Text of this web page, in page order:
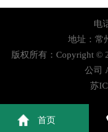
电
地址：常
版权所有：Copyright ©
公司
苏
首页